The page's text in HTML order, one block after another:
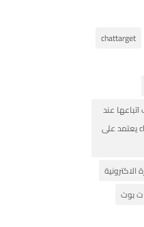
chattarget
عند
إنشاء شات بوت chatbot يعتمد على
الاكترونية
بوت